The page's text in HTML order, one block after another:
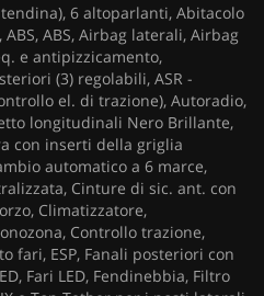
6 altoparlanti, Abitacolo
ABS, Airbag laterali, Airbag
e antipizzicamento,
(3) regolabili, ASR -
el. di trazione), Autoradio,
longitudinali Nero Brillante,
con inserti della griglia
automatico a 6 marce,
Cinture di sic. ant. con
Climatizzatore,
Controllo trazione,
fari, ESP, Fanali posteriori con
Fari LED, Fendinebbia, Filtro